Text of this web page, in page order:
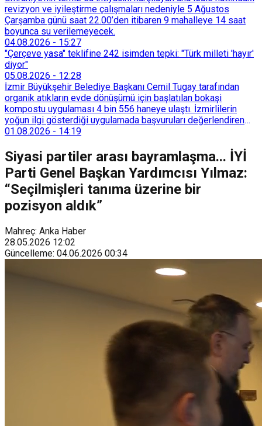
revizyon ve iyileştirme çalışmaları nedeniyle 5 Ağustos
Çarşamba günü saat 22.00’den itibaren 9 mahalleye 14 saat
boyunca su verilemeyecek.
04.08.2026 - 15:27
"Çerçeve yasa" teklifine 242 isimden tepki: "Türk milleti 'hayır'
diyor"
05.08.2026 - 12:28
İzmir Büyükşehir Belediye Başkanı Cemil Tugay tarafından
organik atıkların evde dönüşümü için başlatılan bokaşi
kompostu uygulaması 4 bin 556 haneye ulaştı. İzmirlilerin
yoğun ilgi gösterdiği uygulamada başvuruları değerlendiren
Tarımsal Hizmetler Dairesi Başkanlığı, farklı ilçelerde toplam
sürdürülebilir atık yönetimi sistemine dahil etti.
01.08.2026 - 14:19
Siyasi partiler arası bayramlaşma... İYİ
Parti Genel Başkan Yardımcısı Yılmaz:
“Seçilmişleri tanıma üzerine bir
pozisyon aldık”
Mahreç: Anka Haber
28.05.2026 12:02
Güncelleme: 04.06.2026 00:34